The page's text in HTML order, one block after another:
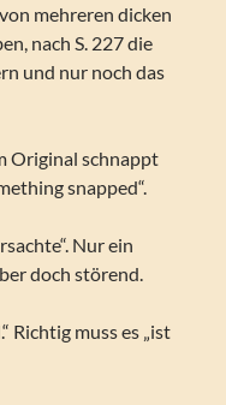
mehreren dicken
nach S. 227 die
und nur noch das
Original schnappt
snapped“.
Nur ein
doch störend.
Richtig muss es „ist